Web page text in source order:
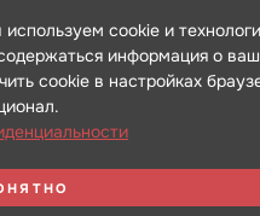
cookie и
информация о
cookie в настройках